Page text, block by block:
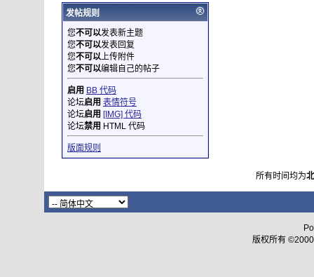
发帖规则
您不可以发表新主题
您不可以发表回复
您不可以上传附件
您不可以编辑自己的帖子
启用 BB 代码
论坛启用 表情符号
论坛启用 [IMG] 代码
论坛禁用 HTML 代码
版面规则
所有时间均为
版权所有